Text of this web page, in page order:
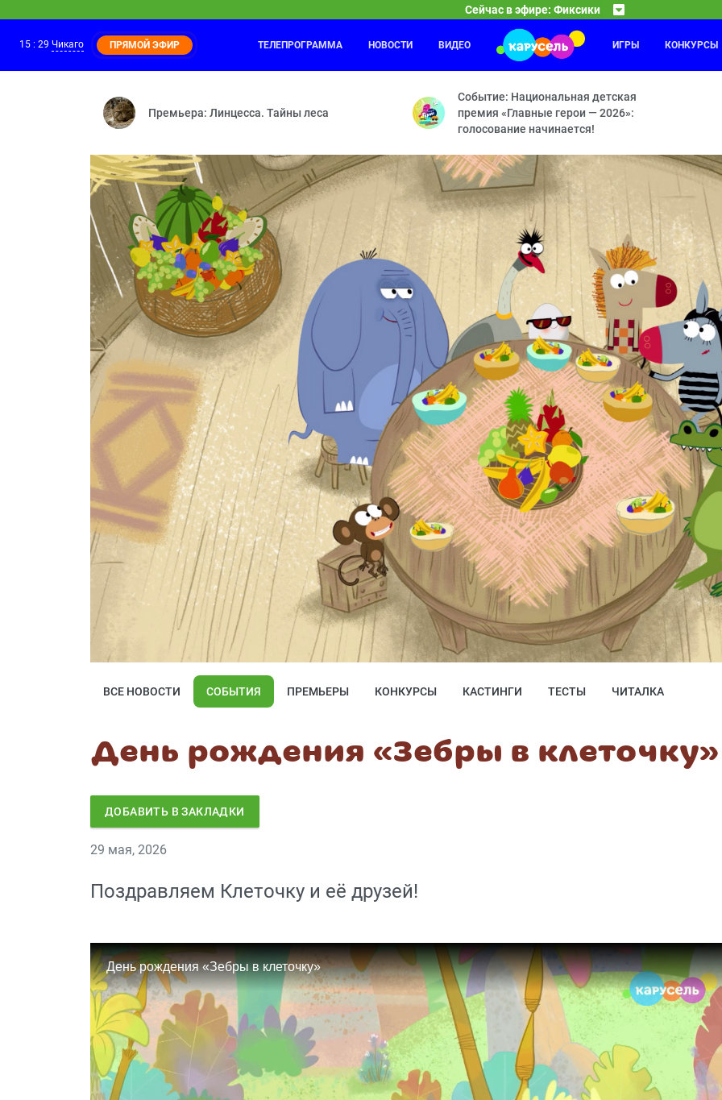
Сейчас в эфире: Фиксики
14:20
Фиксики Приключения Пети и Волка
15 : 29 Чикаго ПРЯМОЙ ЭФИР ТЕЛЕПРОГРАММА НОВОСТИ ВИДЕО ИГРЫ КОНКУРСЫ
Премьера: Линцесса. Тайны леса
Событие: Национальная детская
премия «Главные герои — 2026»:
голосование начинается!
ВСЕ НОВОСТИ СОБЫТИЯ ПРЕМЬЕРЫ КОНКУРСЫ КАСТИНГИ ТЕСТЫ ЧИТАЛКА
День рождения «Зебры в клеточку»
ДОБАВИТЬ В ЗАКЛАДКИ
29 мая, 2026
Поздравляем Клеточку и её друзей!